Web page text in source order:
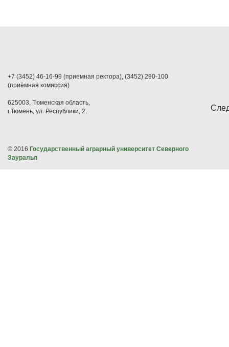
+7 (3452) 46-16-99 (приемная ректора), (3452) 290-100
(приёмная комиссия)
625003, Тюменская область,
г.Тюмень, ул. Республики, 2.
© 2016 Государственный аграрный университет Северного
Зауралья